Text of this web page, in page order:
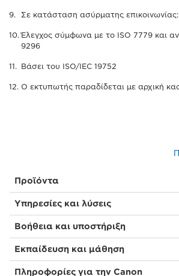
Σε κατάσταση ασύρματης
Έλεγχος σύμφωνα με το ISO 7779 και
9296
Βάσει του ISO/IEC 19752
Ο εκτυπωτής παραδίδεται με αρχική
Προϊόντα
Υπηρεσίες και λύσεις
Βοήθεια και υποστήριξη
Εκπαίδευση και μάθηση
Πληροφορίες για την Canon